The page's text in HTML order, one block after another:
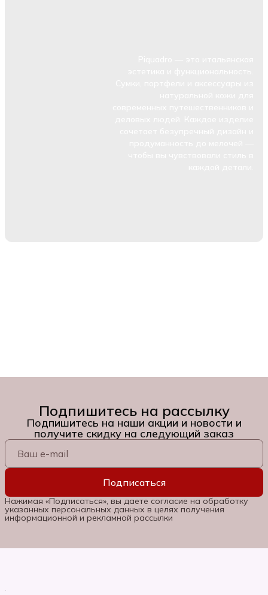
Подпишитесь на рассылку
Подпишитесь на наши акции и новости и
получите скидку на следующий заказ
Подписаться
Нажимая «Подписаться», вы даете согласие на обработку
указанных персональных данных в целях получения
информационной и рекламной рассылки